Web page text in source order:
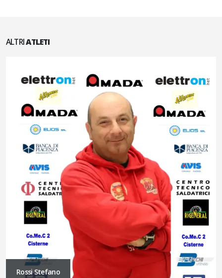
ALTRIATLETI
Rossi Stefano